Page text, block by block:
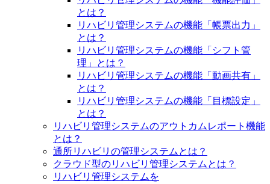
とは？
リハビリ管理システムの機能「帳票出力」
とは？
リハビリ管理システムの機能「シフト管
理」とは？
リハビリ管理システムの機能「動画共有」
とは？
リハビリ管理システムの機能「目標設定」
とは？
リハビリ管理システムのアウトカムレポート機能
とは？
通所リハビリの管理システムとは？
クラウド型のリハビリ管理システムとは？
リハビリ管理システムを